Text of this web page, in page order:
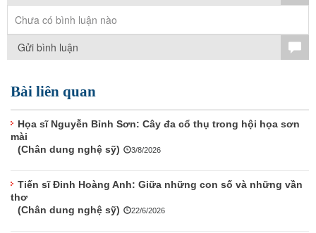
Chưa có bình luận nào
Gửi bình luận
Bài liên quan
Họa sĩ Nguyễn Bỉnh Sơn: Cây đa cổ thụ trong hội họa sơn
mài
(Chân dung nghệ sỹ)
3/8/2026
Tiến sĩ Đinh Hoàng Anh: Giữa những con số và những vần
thơ
(Chân dung nghệ sỹ)
22/6/2026